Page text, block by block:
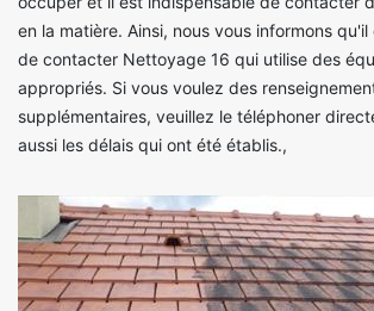
en la matière. Ainsi, nous vous informons
de contacter Nettoyage 16 qui utilise des
appropriés. Si vous voulez des
supplémentaires, veuillez le téléphoner
aussi les délais qui ont été établis.,